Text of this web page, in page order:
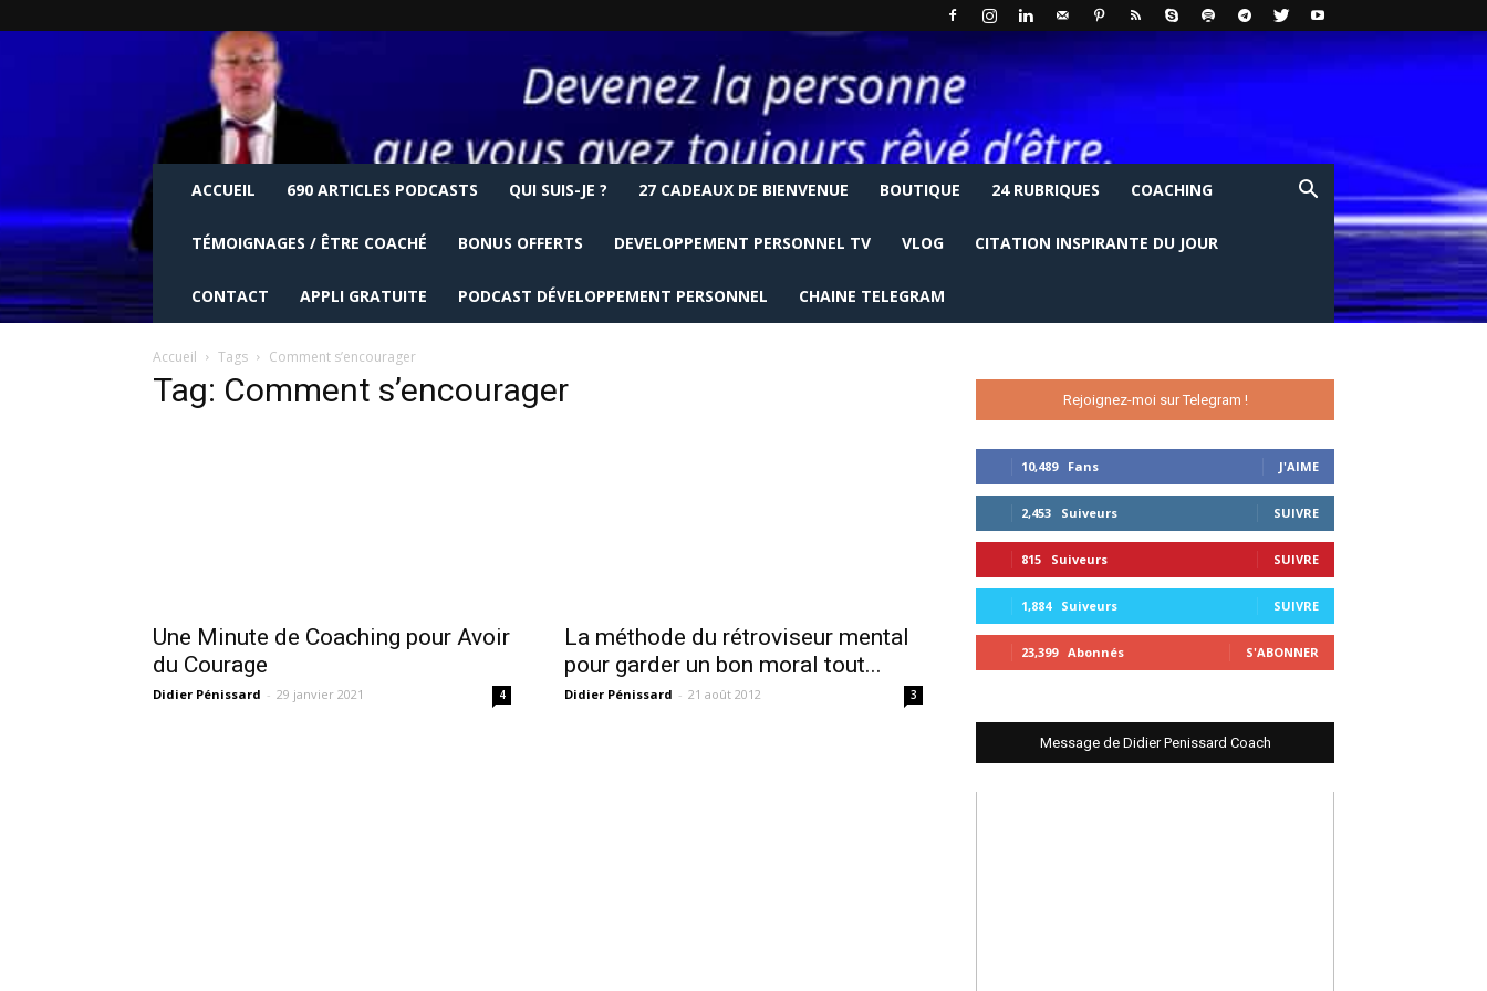
ACCUEIL 690 ARTICLES PODCASTS QUI SUIS-JE ? 27 CADEAUX DE BIENVENUE BOUTIQUE 24 RUBRIQUES COACHING
TÉMOIGNAGES / ÊTRE COACHÉ BONUS OFFERTS DEVELOPPEMENT PERSONNEL TV VLOG CITATION INSPIRANTE DU JOUR
CONTACT APPLI GRATUITE PODCAST DÉVELOPPEMENT PERSONNEL CHAINE TELEGRAM
Accueil Tags Comment s’encourager
Tag: Comment s’encourager
Une Minute de Coaching pour Avoir
du Courage
Didier Pénissard - 29 janvier 2021 4
La méthode du rétroviseur mental
pour garder un bon moral tout...
Didier Pénissard - 21 août 2012 3
Rejoignez-moi sur Telegram !
10,489 Fans J'AIME
2,453 Suiveurs SUIVRE
815 Suiveurs SUIVRE
1,884 Suiveurs SUIVRE
23,399 Abonnés S'ABONNER
Message de Didier Penissard Coach